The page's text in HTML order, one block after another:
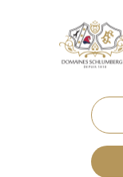
Domaines